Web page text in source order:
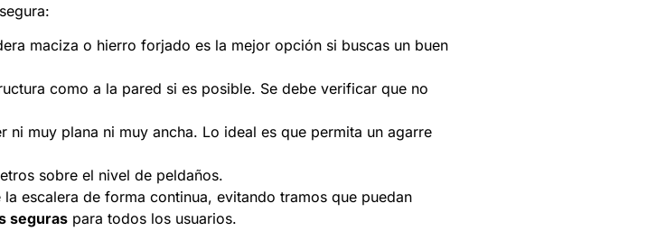
maciza o hierro forjado es la mejor opción si buscas un buen
como a la pared si es posible. Se debe verificar que no
muy plana ni muy ancha. Lo ideal es que permita un agarre
sobre el nivel de peldaños.
escalera de forma continua, evitando tramos que puedan
seguras para todos los usuarios.